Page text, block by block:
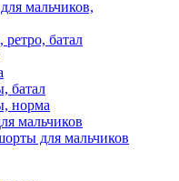
мальчиков,
батал
батал
норма
мальчиков
для мальчиков